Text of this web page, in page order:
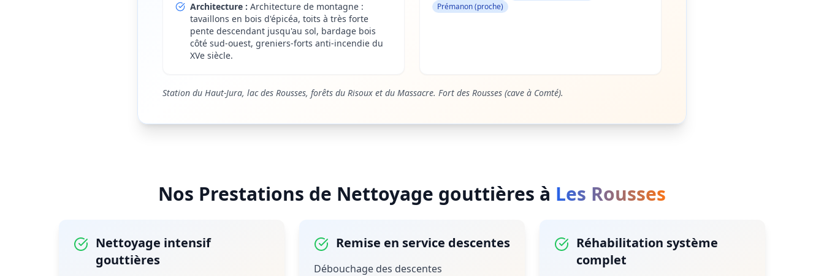
Architecture : Architecture de montagne :
tavaillons en bois d'épicéa, toits à très forte
pente descendant jusqu'au sol, bardage bois
côté sud-ouest, greniers-forts anti-incendie du
XVe siècle.
Prémanon (proche)
Station du Haut-Jura, lac des Rousses, forêts du Risoux et du Massacre. Fort des Rousses (cave à Comté).
Nos Prestations de Nettoyage gouttières à Les Rousses
Nettoyage intensif
gouttières
Remise en service descentes
Débouchage des descentes
Réhabilitation système
complet